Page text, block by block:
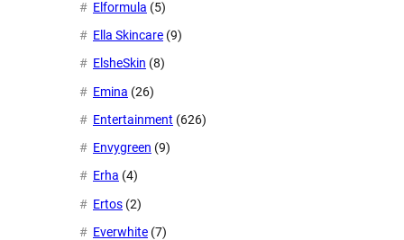
Elformula (5)
Ella Skincare (9)
ElsheSkin (8)
Emina (26)
Entertainment (626)
Envygreen (9)
Erha (4)
Ertos (2)
Everwhite (7)